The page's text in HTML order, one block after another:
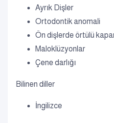
Ayrık Dişler
Ortodontik anomali
Ön dişlerde örtülü
Maloklüzyonlar
Çene darlığı
Bilinen diller
İngilizce